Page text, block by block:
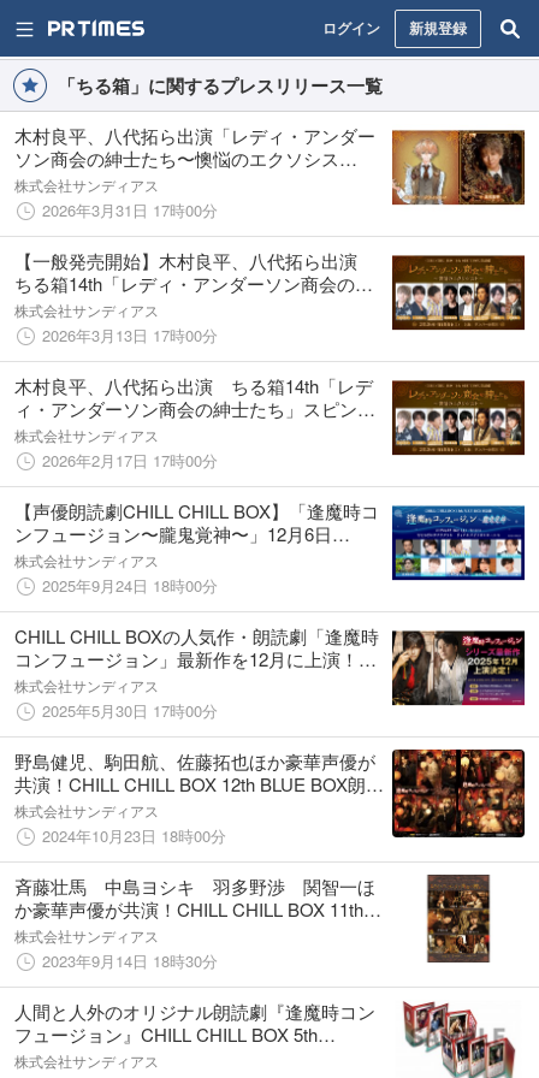
ログイン 新規登録
「ちる箱」に関するプレスリリース一覧
木村良平、八代拓ら出演「レディ・アンダー
ソン商会の紳⼠たち〜懊悩のエクソシス
ト〜」のキービジュアルが到着！
株式会社サンディアス
2026年3月31日 17時00分
【一般発売開始】木村良平、八代拓ら出演
ちる箱14th「レディ・アンダーソン商会の紳
⼠たち」スピンオフ上演！
株式会社サンディアス
2026年3月13日 17時00分
木村良平、八代拓ら出演 ちる箱14th「レデ
ィ・アンダーソン商会の紳⼠たち」スピンオ
フ上演決定！
株式会社サンディアス
2026年2月17日 17時00分
【声優朗読劇CHILL CHILL BOX】「逢魔時コ
ンフュージョン〜朧⻤覚神〜」12月6日
（土）、7日（日）開催決定！
株式会社サンディアス
2025年9月24日 18時00分
CHILL CHILL BOXの人気作・朗読劇「逢魔時
コンフュージョン」最新作を12月に上演！
出演は野島健児、佐藤拓也
株式会社サンディアス
2025年5月30日 17時00分
野島健児、駒田航、佐藤拓也ほか豪華声優が
共演！CHILL CHILL BOX 12th BLUE BOX朗読
劇「逢魔時コンフュージョン〜⻤祭〜」
株式会社サンディアス
2024年10月23日 18時00分
斉藤壮馬 中島ヨシキ 羽多野渉 関智一ほ
か豪華声優が共演！CHILL CHILL BOX 11th
WHITE BOX朗読劇「レディ・アンダーソン商
会の紳士たち」
株式会社サンディアス
2023年9月14日 18時30分
人間と人外のオリジナル朗読劇『逢魔時コン
フュージョン』CHILL CHILL BOX 5th
presents 2020年1月11日上演
株式会社サンディアス